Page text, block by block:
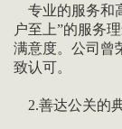
专业的服务和
户至上”的服务
满意度。公司曾
致认可。
2.善达公关的